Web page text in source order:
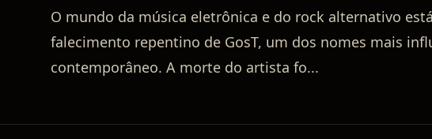
O mundo da música eletrônica e do rock alternativo
falecimento repentino de GosT, um dos nomes mais
contemporâneo. A morte do artista fo...